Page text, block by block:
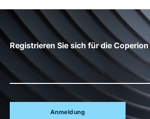
Registrieren Sie sich für die
Anmeldung